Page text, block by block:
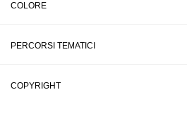
COLORE
PERCORSI TEMATICI
COPYRIGHT